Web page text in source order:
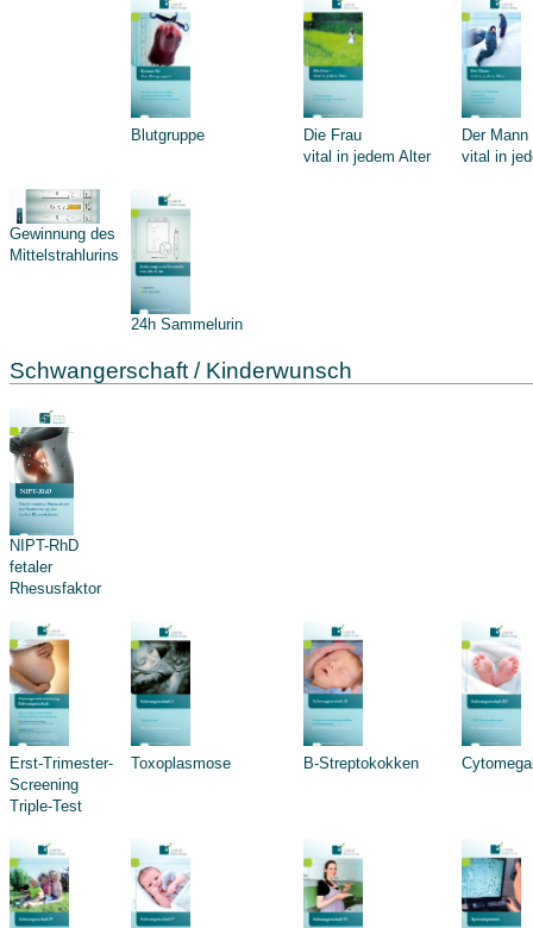
Blutgruppe
Die Frau
vital in jedem Alter
Der Mann
vital in
Gewinnung des
Mittelstrahlurins
24h Sammelurin
Schwangerschaft / Kinderwunsch
NIPT-RhD
fetaler
Rhesusfaktor
Erst-Trimester-
Screening
Triple-Test
Toxoplasmose B-Streptokokken